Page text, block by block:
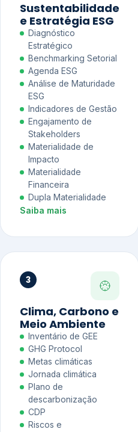
Sustentabilidade
e Estratégia ESG
Diagnóstico
Estratégico
Benchmarking Setorial
Agenda ESG
Análise de Maturidade
ESG
Indicadores de Gestão
Engajamento de
Stakeholders
Materialidade de
Impacto
Materialidade
Financeira
Dupla Materialidade
Saiba mais
3
Clima, Carbono e
Meio Ambiente
Inventário de GEE
GHG Protocol
Metas climáticas
Jornada climática
Plano de
descarbonização
CDP
Riscos e